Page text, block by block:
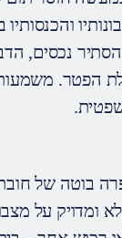
והכנסותיו
נכסים,
הפטר.
בוטה של חובת
ומדויק על